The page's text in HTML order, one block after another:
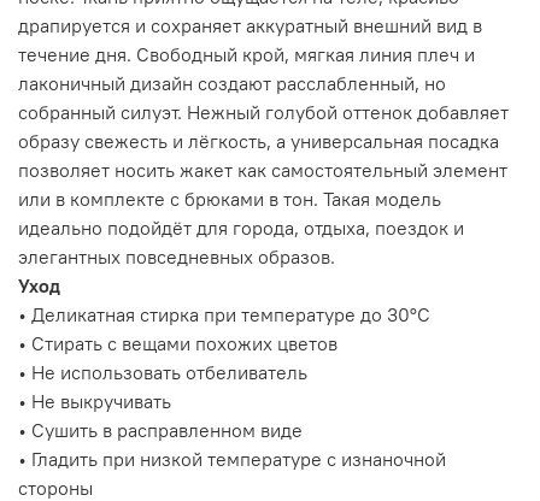
драпируется и сохраняет аккуратный внешний вид в
течение дня. Свободный крой, мягкая линия плеч и
лаконичный дизайн создают расслабленный, но
собранный силуэт. Нежный голубой оттенок добавляет
образу свежесть и лёгкость, а универсальная посадка
позволяет носить жакет как самостоятельный элемент
или в комплекте с брюками в тон. Такая модель
идеально подойдёт для города, отдыха, поездок и
элегантных повседневных образов.
Уход
• Деликатная стирка при температуре до 30°C
• Стирать с вещами похожих цветов
• Не использовать отбеливатель
• Не выкручивать
• Сушить в расправленном виде
• Гладить при низкой температуре с изнаночной
стороны